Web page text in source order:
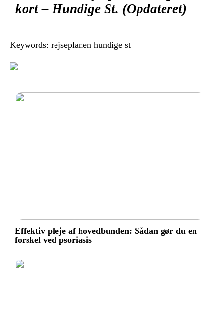
kort – Hundige St. (Opdateret)
Keywords: rejseplanen hundige st
Effektiv pleje af hovedbunden: Sådan gør du en
forskel ved psoriasis